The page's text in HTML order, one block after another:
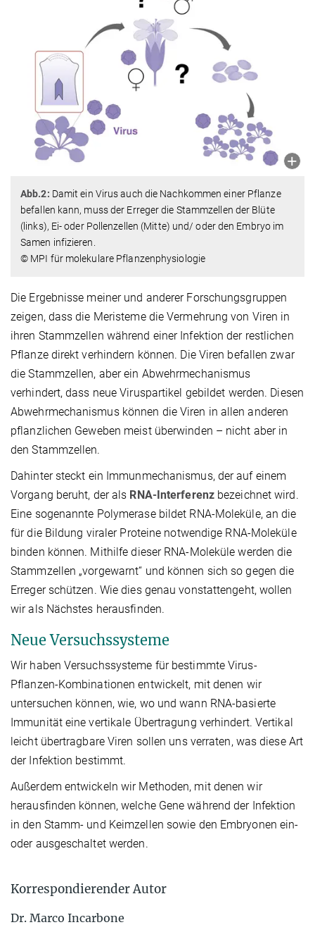
Abb.2: Damit ein Virus auch die Nachkommen einer Pflanze
befallen kann, muss der Erreger die Stammzellen der Blüte
(links), Ei- oder Pollenzellen (Mitte) und/ oder den Embryo im
Samen infizieren.
© MPI für molekulare Pflanzenphysiologie
Die Ergebnisse meiner und anderer Forschungsgruppen
zeigen, dass die Meristeme die Vermehrung von Viren in
ihren Stammzellen während einer Infektion der restlichen
Pflanze direkt verhindern können. Die Viren befallen zwar
die Stammzellen, aber ein Abwehrmechanismus
verhindert, dass neue Viruspartikel gebildet werden. Diesen
Abwehrmechanismus können die Viren in allen anderen
pflanzlichen Geweben meist überwinden – nicht aber in
den Stammzellen.
Dahinter steckt ein Immunmechanismus, der auf einem
Vorgang beruht, der als RNA-Interferenzbezeichnet wird.
Eine sogenannte Polymerase bildet RNA-Moleküle, an die
für die Bildung viraler Proteine notwendige RNA-Moleküle
binden können. Mithilfe dieser RNA-Moleküle werden die
Stammzellen „vorgewarnt“ und können sich so gegen die
Erreger schützen. Wie dies genau vonstattengeht, wollen
wir als Nächstes herausfinden.
Neue Versuchssysteme
Wir haben Versuchssysteme für bestimmte Virus-
Pflanzen-Kombinationen entwickelt, mit denen wir
untersuchen können, wie, wo und wann RNA-basierte
Immunität eine vertikale Übertragung verhindert. Vertikal
leicht übertragbare Viren sollen uns verraten, was diese Art
der Infektion bestimmt.
Außerdem entwickeln wir Methoden, mit denen wir
herausfinden können, welche Gene während der Infektion
in den Stamm- und Keimzellen sowie den Embryonen ein-
oder ausgeschaltet werden.
Korrespondierender Autor
Dr. Marco Incarbone